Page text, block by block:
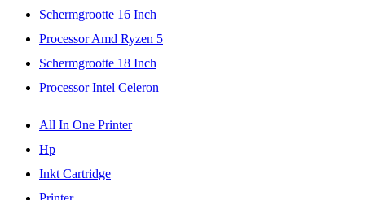
Schermgrootte 16 Inch
Processor Amd Ryzen 5
Schermgrootte 18 Inch
Processor Intel Celeron
All In One Printer
Hp
Inkt Cartridge